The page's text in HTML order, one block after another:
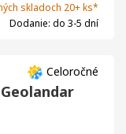
skladoch 20+ ks*
Dodanie: do 3-5 dní
Celoročné
Geolandar